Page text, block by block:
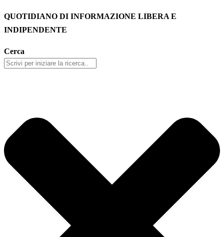
QUOTIDIANO DI INFORMAZIONE LIBERA E
INDIPENDENTE
Cerca